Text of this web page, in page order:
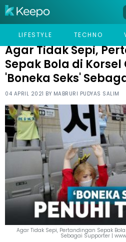
LIFESTYLE TECHNO
HOME VIRAL
AGAR TIDAK SEPI,
Agar Tidak Sepi,
Sepak Bola di
'Boneka Seks'
04 APRIL 2021 BY MABRURI PUDYAS SALIM
Agar Tidak Sepi, Pertandingan Sepak
Sebagai Supporter |